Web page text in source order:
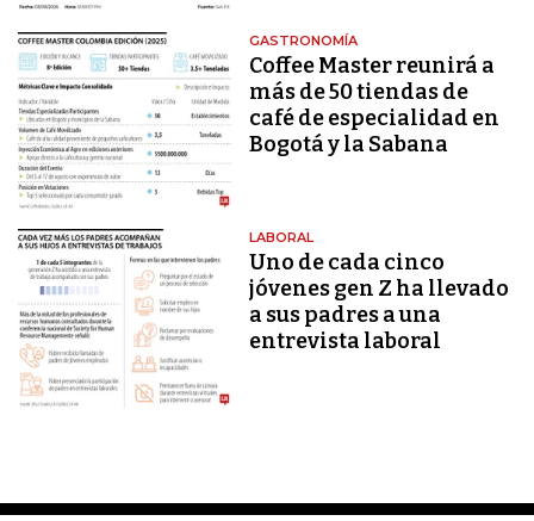
GASTRONOMÍA
Coffee Master reunirá a
más de 50 tiendas de
café de especialidad en
Bogotá y la Sabana
LABORAL
Uno de cada cinco
jóvenes gen Z ha llevado
a sus padres a una
entrevista laboral